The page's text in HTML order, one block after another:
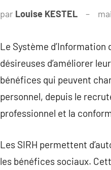
par Louise KESTEL
Le Système d’Information
désireuses d’améliorer
bénéfices qui peuvent
personnel, depuis le
professionnel et la
Les SIRH permettent
les bénéfices sociaux.